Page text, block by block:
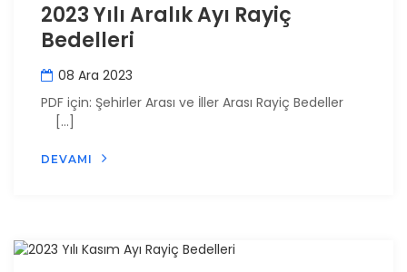
2023 Yılı Aralık Ayı Rayiç
Bedelleri
08 Ara 2023
PDF için: Şehirler Arası ve İller Arası Rayiç Bedeller
[…]
DEVAMI